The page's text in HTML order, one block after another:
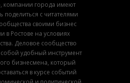
компании города имеют
поделиться с читателями
своими бизнес
в Ростове на условиях
Деловое сообщество
собой удобный инструмент
бизнесмена, который
в курсе событий